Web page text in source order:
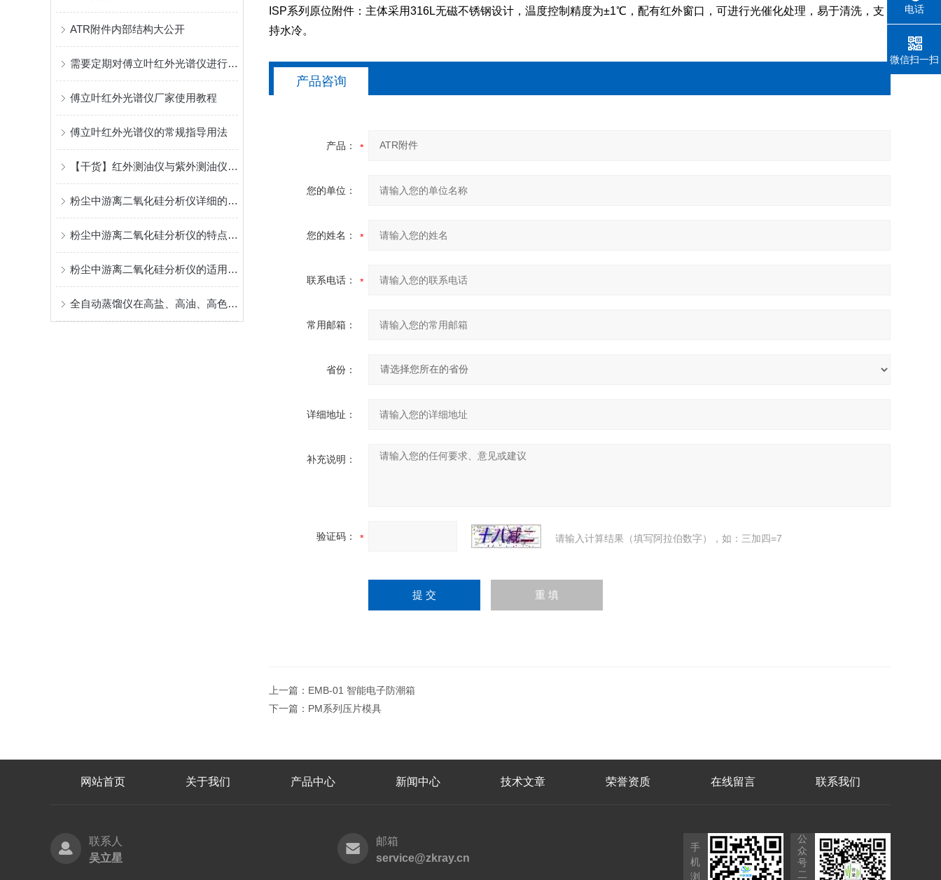
ATR附件内部结构大公开
需要定期对傅立叶红外光谱仪进行专业校准
傅立叶红外光谱仪厂家使用教程
傅立叶红外光谱仪的常规指导用法
【干货】红外测油仪与紫外测油仪的区别点在这
粉尘中游离二氧化硅分析仪详细的工作过程
粉尘中游离二氧化硅分析仪的特点都在这儿了
粉尘中游离二氧化硅分析仪的适用范围广
全自动蒸馏仪在高盐、高油、高色度样品前处理中的优化技巧
ISP系列原位附件：主体采用316L无磁不锈钢设计，温度控制精度为±1℃，配有红外窗口，可进行光催化处理，易于清洗，支
持水冷。
产品咨询
产品：
您的单位：
您的姓名：
联系电话：
常用邮箱：
省份：
详细地址：
补充说明：
验证码： 请输入计算结果（填写阿拉伯数字），如：三加四=7
上一篇： EMB-01 智能电子防潮箱
下一篇： PM系列压片模具
网站首页 关于我们 产品中心 新闻中心 技术文章 荣誉资质 在线留言 联系我们
联系人
吴立星
邮箱
service@zkray.cn
手
机
浏
公
众
号
二
电话
微信扫一扫